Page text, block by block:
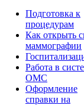
Подготовка к
процедурам
Как открыть
маммографии
Работа в
ОМС
Оформление
справки на